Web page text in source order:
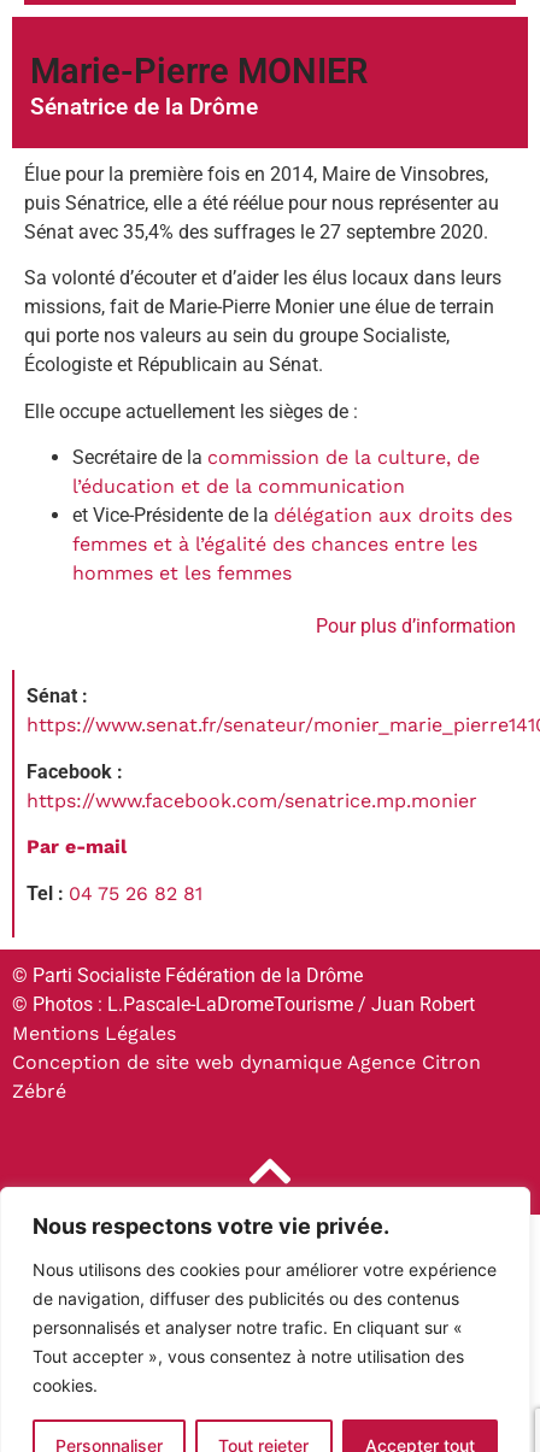
Nous respectons votre vie privée.
Nous utilisons des cookies pour améliorer votre expérience
de navigation, diffuser des publicités ou des contenus
personnalisés et analyser notre trafic. En cliquant sur «
Tout accepter », vous consentez à notre utilisation des
cookies.
Personnaliser Tout rejeter Accepter tout
Marie-Pierre MONIER
Sénatrice de la Drôme
Élue pour la première fois en 2014, Maire de Vinsobres,
puis Sénatrice, elle a été réélue pour nous représenter au
Sénat avec 35,4% des suffrages le 27 septembre 2020.
Sa volonté d’écouter et d’aider les élus locaux dans leurs
missions, fait de Marie-Pierre Monier une élue de terrain
qui porte nos valeurs au sein du groupe Socialiste,
Écologiste et Républicain au Sénat.
Elle occupe actuellement les sièges de :
Secrétaire de la commission de la culture, de
l’éducation et de la communication
et Vice-Présidente de la délégation aux droits des
femmes et à l’égalité des chances entre les
hommes et les femmes
Pour plus d’information
Sénat :
https://www.senat.fr/senateur/
Facebook :
https://www.facebook.com/senatrice.mp.monier
Par e-mail
Tel : 04 75 26 82 81
© Parti Socialiste Fédération de la Drôme
© Photos : L.Pascale-LaDromeTourisme / Juan Robert
Mentions Légales
Conception de site web dynamique Agence Citron
Zébré